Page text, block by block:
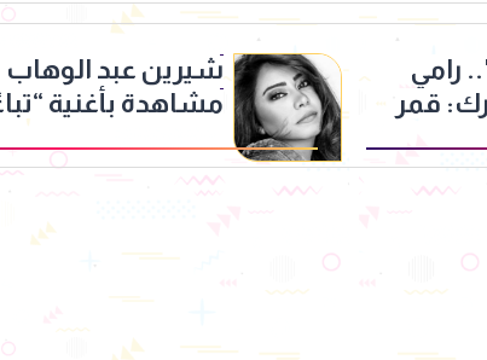
رامي
قمر
مشاهدة بأغنية